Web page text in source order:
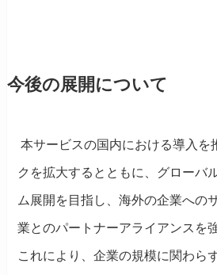
今後の展開について
本サービスの国内における導入を
クを拡大するとともに、グローバ
ム展開を目指し、海外の企業への
業とのパートナーアライアンスを
これにより、企業の規模に関わら